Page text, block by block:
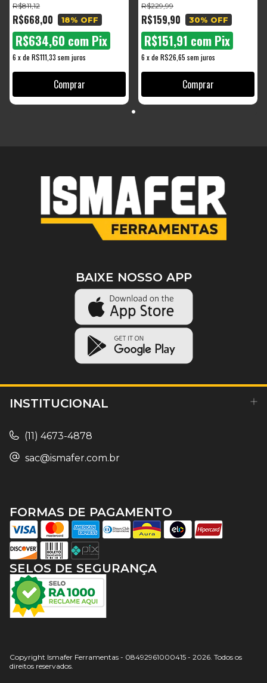
R$668,00
R$811,12
18% OFF
6 xde R$111,33 sem juros
R$634,60 com Pix
Comprar
60hz
R$159,90
R$229,99
30% OFF
6 xde R$26,65 sem juros
R$151,91 com Pix
Comprar
INSTITUCIONAL
(11) 4673-4878
sac@ismafer.com.br
BAIXE NOSSO APP
SELOS DE SEGURANÇA
FORMAS DE PAGAMENTO
Copyright Ismafer Ferramentas - 08492961000415 - 2026. Todos os
direitos reservados.